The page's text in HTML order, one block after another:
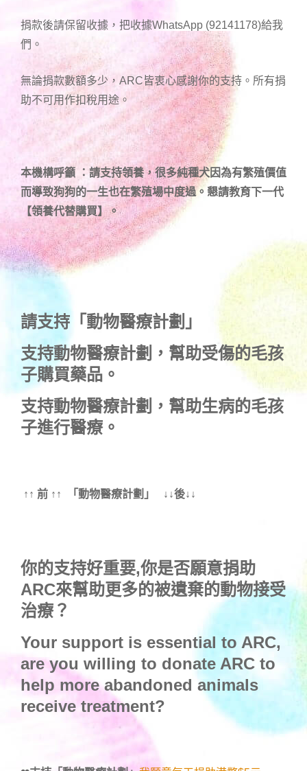
捐款後請保留收據，把收據WhatsApp (92141178)給我
們。
無論捐款數額多少，ARC皆衷心感謝你的支持。所有捐
助不可用作扣稅用途。
本機構呼籲 ：請支持領養，很多純種犬因為有繁殖價值
而導致狗狗的一生也在繁殖場中度過。懇請教育下一代
【領養代替購買】。
請支持「動物醫療計劃」
支持動物醫療計劃 ，幫助受傷的毛孩
子購買藥品。
支持動物醫療計劃 ，幫助生病的毛孩
子進行醫療。
↑↑ 前 ↑↑ 「動物醫療計劃」 ↓↓後↓↓
你的支持好重要,你是否願意捐助
ARC來幫助更多的被遺棄的動物接受
治療？
Your support is essential to ARC,
are you willing to donate ARC to
help more abandoned animals
receive treatment?